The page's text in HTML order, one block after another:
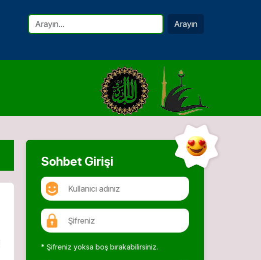
Arayın
Sohbet Girişi
* Şifreniz yoksa boş bırakabilirsiniz.